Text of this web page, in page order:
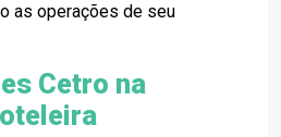
as operações de seu
Cetro na